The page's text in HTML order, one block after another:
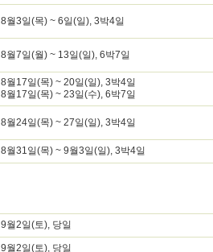
8월3일(목) ~ 6일(일), 3박4일
8월7일(월) ~ 13일(일), 6박7일
8월17일(목) ~ 20일(일), 3박4일
8월17일(목) ~ 23일(수), 6박7일
8월24일(목) ~ 27일(일), 3박4일
8월31일(목) ~ 9월3일(일), 3박4일
9월2일(토), 당일
9월2일(토), 당일